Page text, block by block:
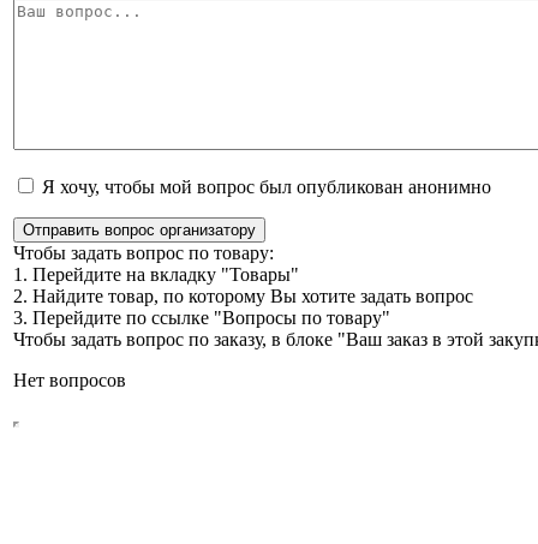
Я хочу, чтобы мой вопрос был опубликован анонимно
Отправить вопрос организатору
Чтобы задать вопрос по товару:
1. Перейдите на вкладку "Товары"
2. Найдите товар, по которому Вы хотите задать вопрос
3. Перейдите по ссылке "Вопросы по товару"
Чтобы задать вопрос по заказу, в блоке "Ваш заказ в этой
Нет вопросов